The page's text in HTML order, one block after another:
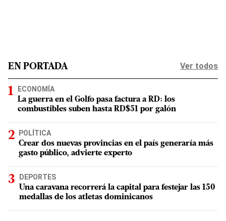
EN PORTADA Ver todos
ECONOMÍA
La guerra en el Golfo pasa factura a RD: los
combustibles suben hasta RD$51 por galón
POLÍTICA
Crear dos nuevas provincias en el país generaría más
gasto público, advierte experto
DEPORTES
Una caravana recorrerá la capital para festejar las 150
medallas de los atletas dominicanos